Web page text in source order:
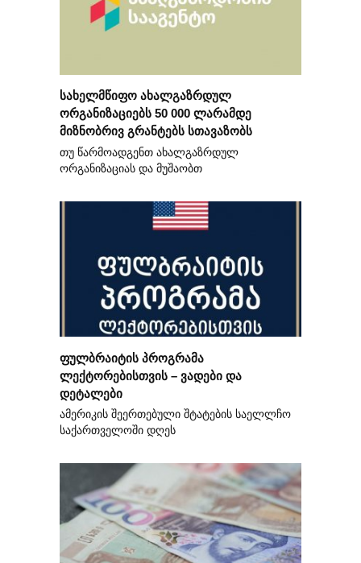
სახელმწიფო ახალგაზრდულ
ორგანიზაციებს 50 000 ლარამდე
მიზნობრივ გრანტებს სთავაზობს
თუ წარმოადგენთ ახალგაზრდულ
ორგანიზაციას და მუშაობთ
ფულბრაიტის პროგრამა
ლექტორებისთვის – ვადები და
დეტალები
ამერიკის შეერთებული შტატების საელლჩო
საქართველოში დღეს